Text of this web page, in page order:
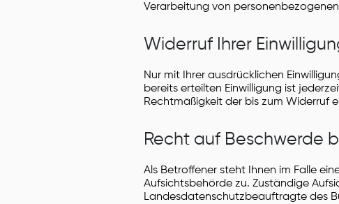
Verarbeitung von
Widerruf Ihrer
Nur mit Ihrer ausdrücklichen
bereits erteilten Einwilligung ist
Rechtmäßigkeit der bis zum Widerruf
Recht auf Beschwerde
Als Betroffener steht Ihnen im Falle
Aufsichtsbehörde zu. Zuständige
Landesdatenschutzbeauftragte des